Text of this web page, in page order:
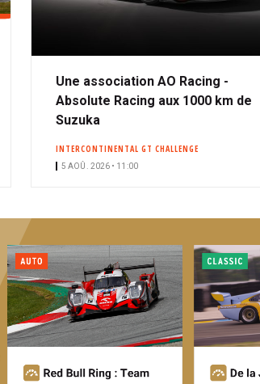
Une association AO Racing -
Absolute Racing aux 1000 km de
Suzuka
INTERCONTINENTAL GT CHALLENGE
5 AOÛ. 2026 • 11:00